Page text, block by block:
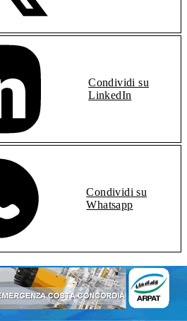
Condividi su
LinkedIn
Condividi su
Whatsapp